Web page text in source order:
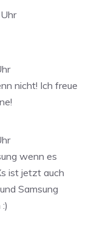
nicht! Ich freue
wenn es
ist jetzt auch
Samsung